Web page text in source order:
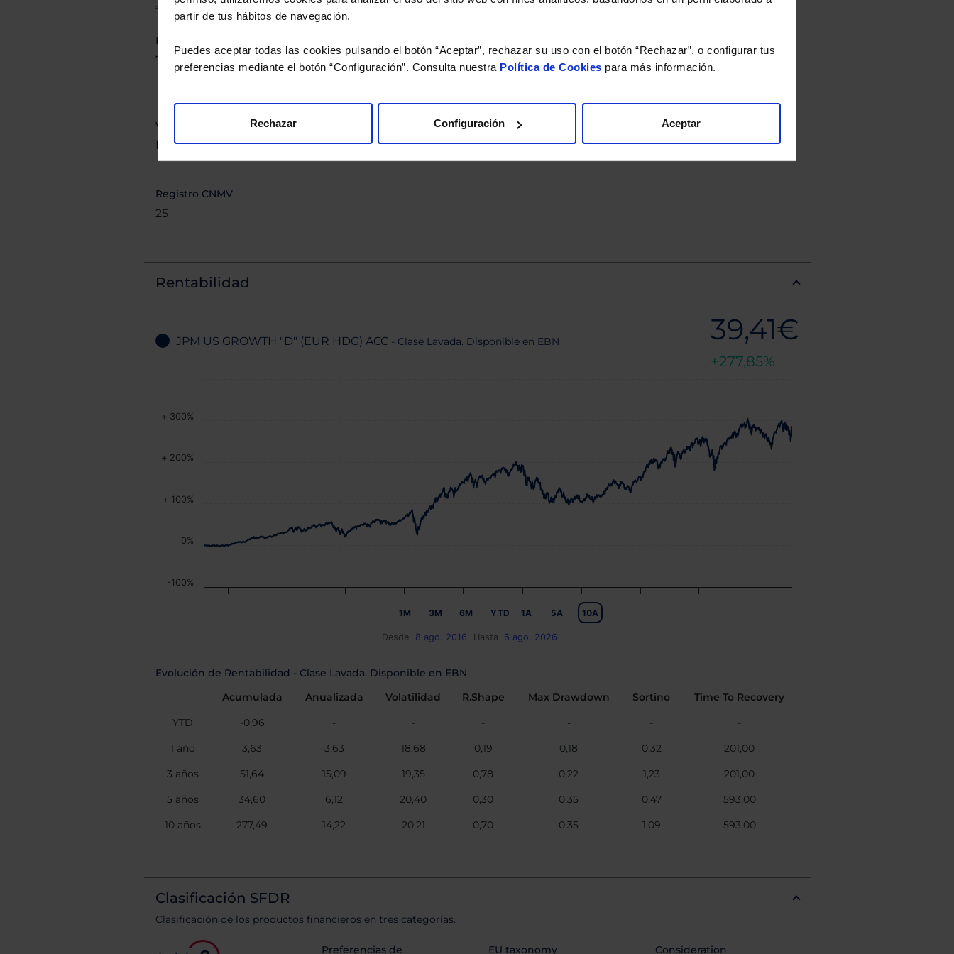
partir de tus hábitos de navegación.
Puedes aceptar todas las cookies pulsando el botón “Aceptar”, rechazar su uso con el botón “Rechazar”, o configurar tus
preferencias mediante el botón “Configuración”. Consulta nuestra Política de Cookies para más información.
Rechazar Configuración Aceptar
JPMORGAN LU0284208971 2007-03-15 EUR
Patrimonio (millones)
73,38€ Renta variable RV USA
RV USA Cap Grande
Valor liquidativo suscripción
D días
Valor liquidativo reembolso
D días
Liquidación suscripción
D+ 3 días
Liquidación reembolso
D+ 3 días
Registro CNMV
25
Rentabilidad
JPM US GROWTH "D" (EUR HDG) ACC - Clase Lavada. Disponible en EBN 39,41€
277,85%
1M 3M 6M YTD 1A 5A 10A
Desde 8 ago. 2016 Hasta 6 ago. 2026
-100%
0%
+ 100%
+ 200%
+ 300%
Evolución de Rentabilidad - Clase Lavada. Disponible en EBN
Acumulada Anualizada Volatilidad R.Shape Max Drawdown Sortino Time To Recovery
YTD -0,96 - - - - - -
1 año 3,63 3,63 18,68 0,19 0,18 0,32 201,00
3 años 51,64 15,09 19,35 0,78 0,22 1,23 201,00
5 años 34,60 6,12 20,40 0,30 0,35 0,47 593,00
10 años 277,49 14,22 20,21 0,70 0,35 1,09 593,00
Clasificación SFDR
Clasificación de los productos financieros en tres categorías.
Preferencias de EU taxonomy Consideration